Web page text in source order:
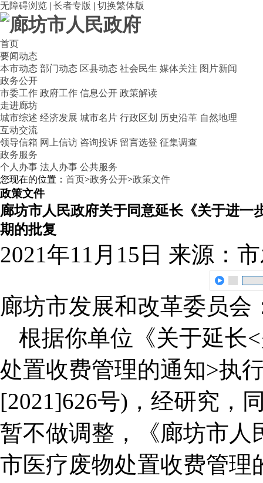
无障碍浏览 | 长者专版 | 切换繁体版
首页
要闻动态
本市动态 部门动态 区县动态 社会民生 媒体关注 图片新闻
政务公开
市委工作 政府工作 信息公开 政策解读
走进廊坊
城市综述 经济发展 城市名片 行政区划 历史沿革 自然地理
互动交流
领导信箱 网上信访 咨询投诉 留言选登 征集调查
政务服务
个人办事 法人办事 公共服务
您现在的位置： 首页>政务公开>政策文件
政策文件
廊坊市人民政府关于同意延长《关于进
期的批复
2021年11月15日 来源：
廊坊市发展和改革委员会
根据你单位《关于延长
处置收费管理的通知>执
[2021]626号)，经研究，
暂不做调整，《廊坊市人
市医疗废物处置收费管理